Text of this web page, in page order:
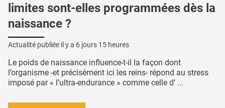
limites sont-elles programmées dès la
naissance ?
Actualité publiée il y a 6 jours 15 heures
Le poids de naissance influence-t-il la façon dont
l’organisme -et précisément ici les reins- répond au stress
imposé par « l’ultra-endurance » comme celle d’ ...